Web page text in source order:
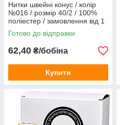
Нитки швейні конус / колір
№016 / розмір 40/2 / 100%
поліестер / замовлення від 1
бобіни
Готово до відправки
62,40 ₴/бобіна
Купити